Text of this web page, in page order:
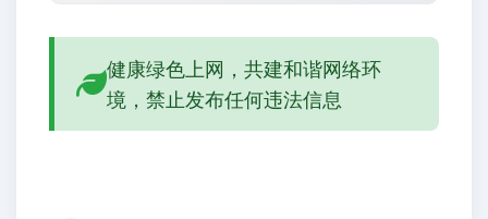
健康绿色上网，共建和谐网络环
境，禁止发布任何违法信息